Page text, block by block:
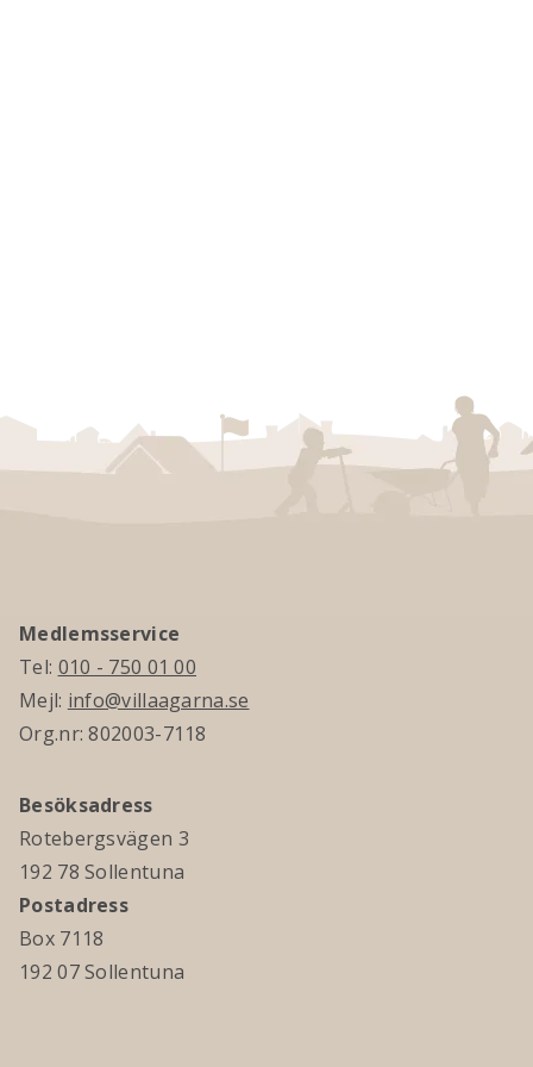
Medlemsservice
Tel: 010 - 750 01 00
Mejl: info@villaagarna.se
Org.nr: 802003-7118
Besöksadress
Rotebergsvägen 3
192 78 Sollentuna
Postadress
Box 7118
192 07 Sollentuna